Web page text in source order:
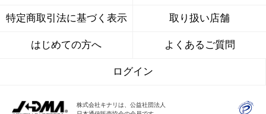
特定商取引法に基づく表示 取り扱い店舗
はじめての方へ よくあるご質問
ログイン
株式会社キナリは、公益社団法人